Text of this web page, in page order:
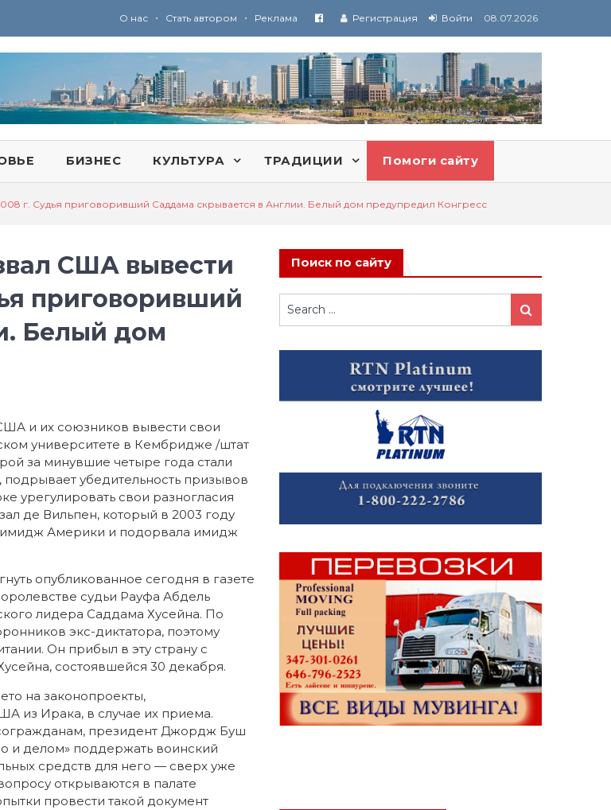
Ю
ридические услуги адвокатской коллегии «Эли Гервиц»: полное сопровождение на всех этапах
О нас • Стать автором • Реклама Регистрация Войти 08.07.2026
БИЗНЕС КУЛЬТУРА ТРАДИЦИИ Помоги сайту
г. Судья приговоривший Саддама скрывается в Англии. Белый дом предупредил Конгресс
США вывести
приговоривший
Белый дом
и их союзников вывести свои
университете в Кембридже /штат
за минувшие четыре года стали
подрывает убедительность призывов
урегулировать свои разногласия
де Вильпен, который в 2003 году
Америки и подорвала имидж
опубликованное сегодня в газете
судьи Рауфа Абдель
лидера Саддама Хусейна. По
экс-диктатора, поэтому
Он прибыл в эту страну с
состоявшейся 30 декабря.
на законопроекты,
из Ирака, в случае их приема.
президент Джордж Буш
и делом» поддержать воинский
средств для него — сверх уже
открываются в палате
провести такой документ
Поиск по сайту
Search
for:
Search